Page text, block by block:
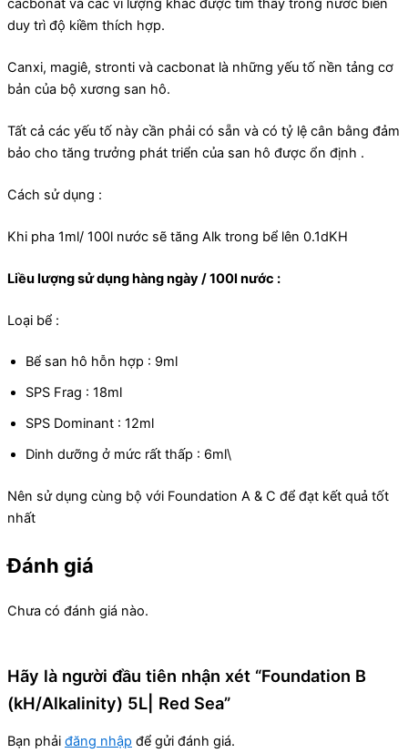
cacbonat và các vi lượng khác được tìm thấy trong nước biển
duy trì độ kiềm thích hợp.
Canxi, magiê, stronti và cacbonat là những yếu tố nền tảng cơ
bản của bộ xương san hô.
Tất cả các yếu tố này cần phải có sẵn và có tỷ lệ cân bằng đảm
bảo cho tăng trưởng phát triển của san hô được ổn định .
Cách sử dụng :
Khi pha 1ml/ 100l nước sẽ tăng Alk trong bể lên 0.1dKH
Liều lượng sử dụng hàng ngày / 100l nước :
Loại bể :
Bể san hô hỗn hợp : 9ml
SPS Frag : 18ml
SPS Dominant : 12ml
Dinh dưỡng ở mức rất thấp : 6ml\
Nên sử dụng cùng bộ với Foundation A & C để đạt kết quả tốt
nhất
Đánh giá
Chưa có đánh giá nào.
Hãy là người đầu tiên nhận xét “Foundation B
(kH/Alkalinity) 5L| Red Sea”
Bạn phải đăng nhập để gửi đánh giá.